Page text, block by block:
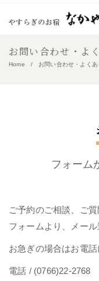
お問い合わせ・よ
Home お問い合わせ・よくあ
フォーム
ご予約のご相談、ご
フォームより、メール
お急ぎの場合はお電話
電話 / (0766)22-2768